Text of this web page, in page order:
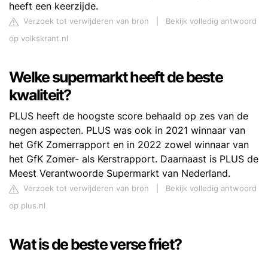
heeft een keerzijde.
Verzoek tot verwijderen van bron
Bekijk volledig antwoord
op volkskrant.nl
Welke supermarkt heeft de beste
kwaliteit?
PLUS heeft de hoogste score behaald op zes van de
negen aspecten. PLUS was ook in 2021 winnaar van
het GfK Zomerrapport en in 2022 zowel winnaar van
het GfK Zomer- als Kerstrapport. Daarnaast is PLUS de
Meest Verantwoorde Supermarkt van Nederland.
Verzoek tot verwijderen van bron
Bekijk volledig antwoord
op plus.nl
Wat is de beste verse friet?